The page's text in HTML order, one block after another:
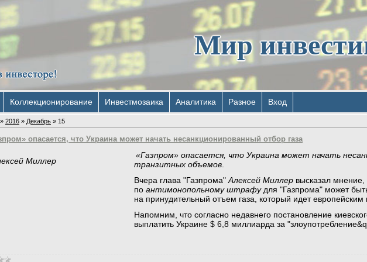
Мир
Коллекционирование Инвестмозаика Аналитика Разное Вход
» 2016 » Декабрь » 15
опасается, что Украина может начать несанкционированный отбор газа
«Газпром» опасается, что Украина может начать
транзитных объемов.
Вчера глава "Газпрома" Алексей Миллер высказал мнение,
по антимонопольному штрафудля "Газпрома" может
на принудительный отъем газа, который идет европейским
Напомним, что согласно недавнего постановление
выплатить Украине $ 6,8 миллиарда за